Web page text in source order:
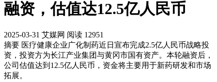
融资，估值达12.5亿人民币
2025-03-31 艾媒网 阅读 12951
摘要 医疗健康企业广化制药近日宣布完成2.5亿人民币战略投
资，投资方为长江产业集团与黄冈市国有资产。本轮融资后，
公司估值达到12.5亿人民币，资金将主要用于新药研发和市场
拓展。